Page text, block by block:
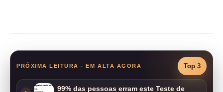
PRÓXIMA LEITURA - EM ALTA AGORA Top 3
99% das pessoas erram este Teste de